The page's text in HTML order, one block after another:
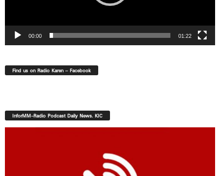
00:00 01:22
Find us on Radio Karen – Facebook
InforMM-Radio Podcast Daily News. KIC